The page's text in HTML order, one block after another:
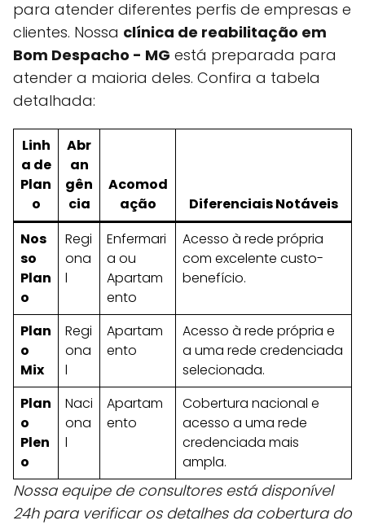
para atender diferentes perfis de empresas e
clientes. Nossa clínica de reabilitação em
Bom Despacho - MG está preparada para
atender a maioria deles. Confira a tabela
detalhada:
Linh
a de
Plan
o
Abr
an
gên
cia
Acomod
ação
Diferenciais Notáveis
Nos
so
Plan
o
Regi
ona
l
Enfermari
a ou
Apartam
ento
Acesso à rede própria
com excelente custo-
benefício.
Plan
o
Mix
Regi
ona
l
Apartam
ento
Acesso à rede própria e
a uma rede credenciada
selecionada.
Plan
o
Plen
o
Naci
ona
l
Apartam
ento
Cobertura nacional e
acesso a uma rede
credenciada mais
ampla.
Nossa equipe de consultores está disponível
24h para verificar os detalhes da cobertura do